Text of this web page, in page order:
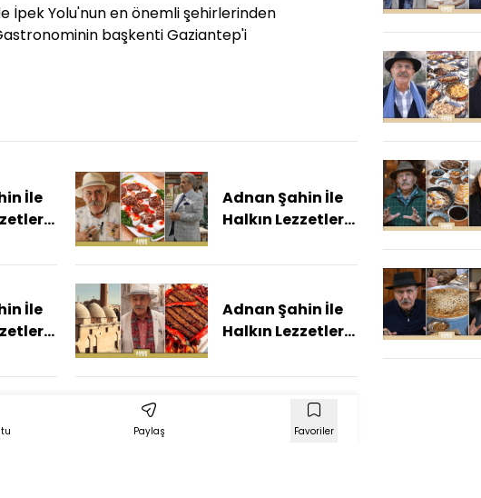
İpek Yolu'nun en önemli şehirlerinden
başkenti Gaziantep'i
İle
Bir
Adnan Şahin İle
Halkın Lezzetleri
(Adnan Şahin
Gibi Estiği
Eskişehir'de)
İle
Adnan Şahin İle
Halkın Lezzetleri
(Adnan Şahin
Şanlıurfa'da)
Paylaş Favoriler